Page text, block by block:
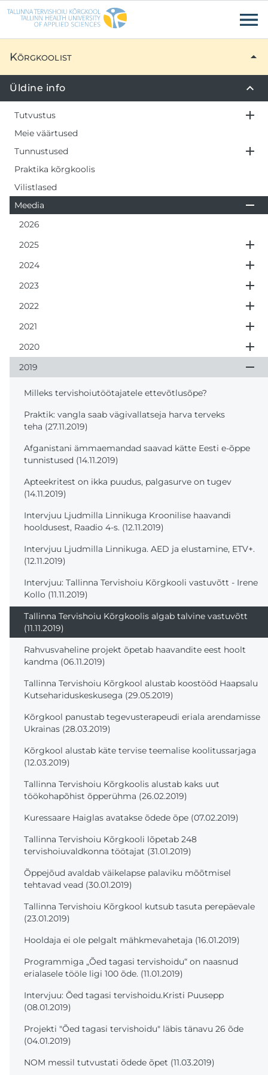
Liigu edasi põhisisu juurde Ligipääsetavus
Kõrgkoolist
Üldine info
Tutvustus
Meie väärtused
Tunnustused
Praktika kõrgkoolis
Vilistlased
Meedia
2026
2025
2024
2023
2022
2021
2020
2019
Milleks tervishoiutöötajatele ettevõtlusõpe?
Praktik: vangla saab vägivallatseja harva terveks
teha (27.11.2019)
Afganistani ämmaemandad saavad kätte Eesti e-õppe
tunnistused (14.11.2019)
Apteekritest on ikka puudus, palgasurve on tugev
(14.11.2019)
Intervjuu Ljudmilla Linnikuga Kroonilise haavandi
hooldusest, Raadio 4-s. (12.11.2019)
Intervjuu Ljudmilla Linnikuga. AED ja elustamine, ETV+.
(12.11.2019)
Intervjuu: Tallinna Tervishoiu Kõrgkooli vastuvõtt - Irene
Kollo (11.11.2019)
Tallinna Tervishoiu Kõrgkoolis algab talvine vastuvõtt
(11.11.2019)
Rahvusvaheline projekt õpetab haavandite eest hoolt
kandma (06.11.2019)
Tallinna Tervishoiu Kõrgkool alustab koostööd Haapsalu
Kutsehariduskeskusega (29.05.2019)
Kõrgkool panustab tegevusterapeudi eriala arendamisse
Ukrainas (28.03.2019)
Kõrgkool alustab käte tervise teemalise koolitussarjaga
(12.03.2019)
Tallinna Tervishoiu Kõrgkoolis alustab kaks uut
töökohapõhist õpperühma (26.02.2019)
Kuressaare Haiglas avatakse õdede õpe (07.02.2019)
Tallinna Tervishoiu Kõrgkooli lõpetab 248
tervishoiuvaldkonna töötajat (31.01.2019)
Õppejõud avaldab väikelapse palaviku mõõtmisel
tehtavad vead (30.01.2019)
Tallinna Tervishoiu Kõrgkool kutsub tasuta perepäevale
(23.01.2019)
Hooldaja ei ole pelgalt mähkmevahetaja (16.01.2019)
Programmiga „Õed tagasi tervishoidu“ on naasnud
erialasele tööle ligi 100 õde. (11.01.2019)
Intervjuu: Õed tagasi tervishoidu.Kristi Puusepp
(08.01.2019)
Projekti "Õed tagasi tervishoidu" läbis tänavu 26 õde
(04.01.2019)
NOM messil tutvustati õdede õpet (11.03.2019)